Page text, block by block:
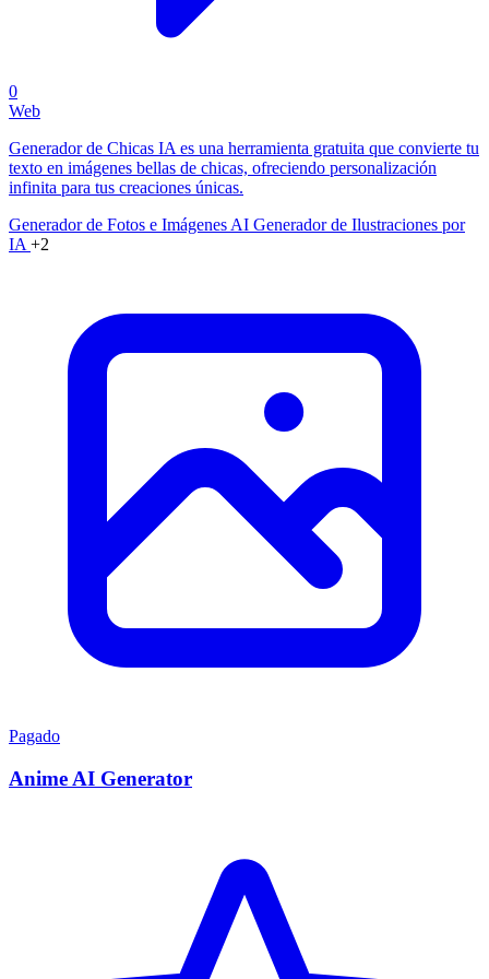
0
Web
Generador de Chicas IA es una herramienta gratuita que convierte tu
texto en imágenes bellas de chicas, ofreciendo personalización
infinita para tus creaciones únicas.
Generador de Fotos e Imágenes AI Generador de Ilustraciones por
IA +2
Pagado
Anime AI Generator